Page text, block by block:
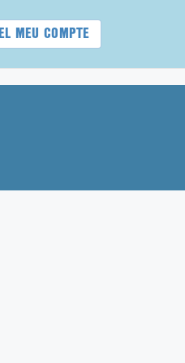
EL MEU COMPTE